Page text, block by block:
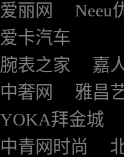
爱丽网
Neeu
爱卡汽车
腕表之家
嘉
中奢网
雅昌
YOKA拜金城
中青网时尚